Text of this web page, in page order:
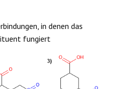
in denen das
fungiert